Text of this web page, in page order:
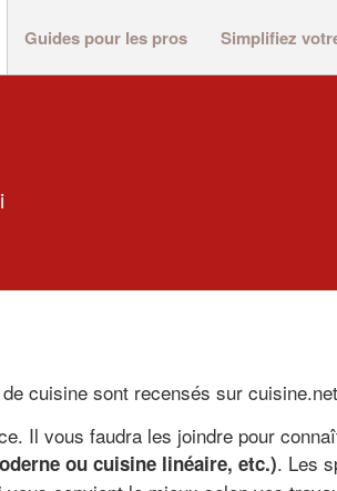
Guides pour les pros Simplifiez
cuisine sont recensés sur
Il vous faudra les joindre pour
ou cuisine linéaire, etc.). Les